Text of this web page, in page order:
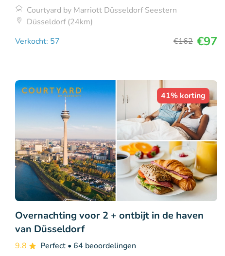
Courtyard by Marriott Düsseldorf Seestern
Düsseldorf (24km)
Verkocht: 57
€162 €97
41% korting
Overnachting voor 2 + ontbijt in de haven
van Düsseldorf
9.8 Perfect • 64 beoordelingen